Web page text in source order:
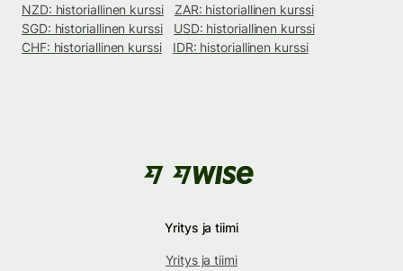
NZD: historiallinen kurssi
ZAR: historiallinen kurssi
SGD: historiallinen kurssi
USD: historiallinen kurssi
CHF: historiallinen kurssi
IDR: historiallinen kurssi
Yritys ja tiimi
Yritys ja tiimi